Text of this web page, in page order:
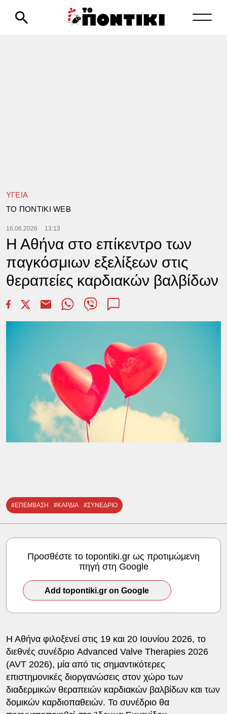
ΥΓΕΙΑ
TΟ ΠΟΝΤΙΚΙ WEB
16.06.2026 13:13
Η Αθήνα στο επίκεντρο των
παγκόσμιων εξελίξεων στις
θεραπείες καρδιακών βαλβίδων
#ΕΠΕΜΒΑΣΗ #ΚΑΡΔΙΑ #ΣΥΝΕΔΡΙΟ
Προσθέστε το topontiki.gr ως προτιμώμενη
πηγή στη Google
Add topontiki.gr on Google
Η Αθήνα φιλοξενεί στις 19 και 20 Ιουνίου 2026, το
διεθνές συνέδριο Advanced Valve Therapies 2026
(AVT 2026), μία από τις σημαντικότερες
επιστημονικές διοργανώσεις στον χώρο των
διαδερμικών θεραπειών καρδιακών βαλβίδων και των
δομικών καρδιοπαθειών. Το συνέδριο θα